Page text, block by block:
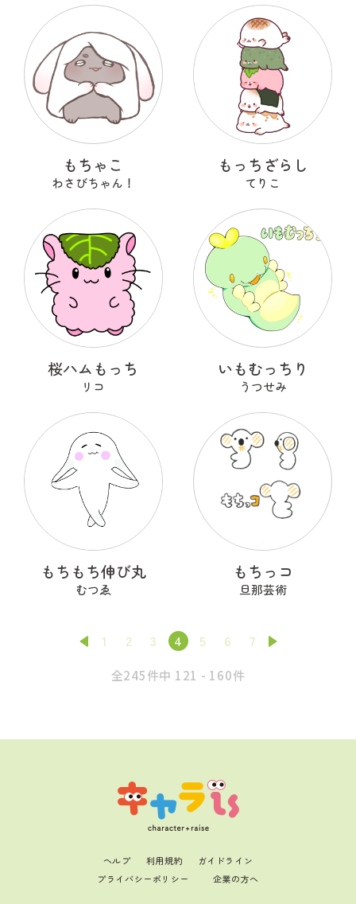
もちゃこ
わさびちゃん！
もっちざらし
てりこ
桜ハムもっち
リコ
いもむっちり
うつせみ
もちもち伸び丸
むつゑ
もちっコ
旦那芸術
1 2 3 4 5 6 7
全245件中 121 - 160件
ヘルプ 利用規約
ガイドライン
プライバシーポリシー
企業の方へ